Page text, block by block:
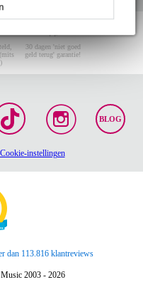
30 dagen 'niet goed
geld terug' garantie!
BLOG
Cookie-instellingen
dan 113.816 klantreviews
2003 - 2026